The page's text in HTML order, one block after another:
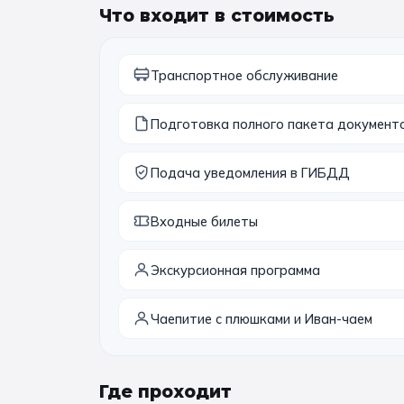
Что входит в стоимость
Транспортное обслуживание
Подготовка полного пакета
Подача уведомления в ГИБДД
Входные билеты
Экскурсионная программа
Чаепитие с плюшками и Иван-чаем
Где проходит